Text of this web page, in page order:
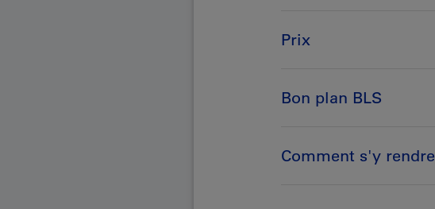
Prix
Bon plan BLS
Comment s'y rendre